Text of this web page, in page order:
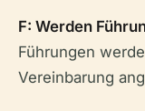
F: Werden
Führungen
Vereinbarung